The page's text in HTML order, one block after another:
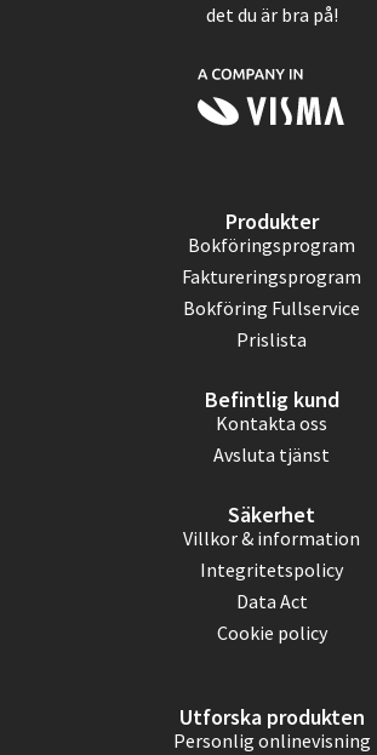
det du är bra på!
Produkter
Bokföringsprogram
Faktureringsprogram
Bokföring Fullservice
Prislista
Befintlig kund
Kontakta oss
Avsluta tjänst
Säkerhet
Villkor & information
Integritetspolicy
Data Act
Cookie policy
Utforska produkten
Personlig onlinevisning